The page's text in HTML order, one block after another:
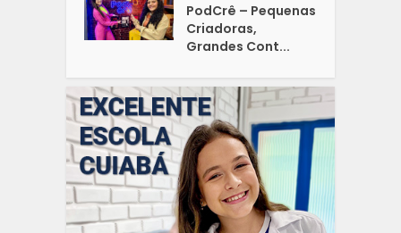
PodCrê – Pequenas
Criadoras,
Grandes Cont...